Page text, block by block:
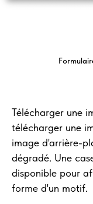
Télécharger une
télécharger une
image d'arrière-
dégradé. Une
disponible pour
forme d'un motif.